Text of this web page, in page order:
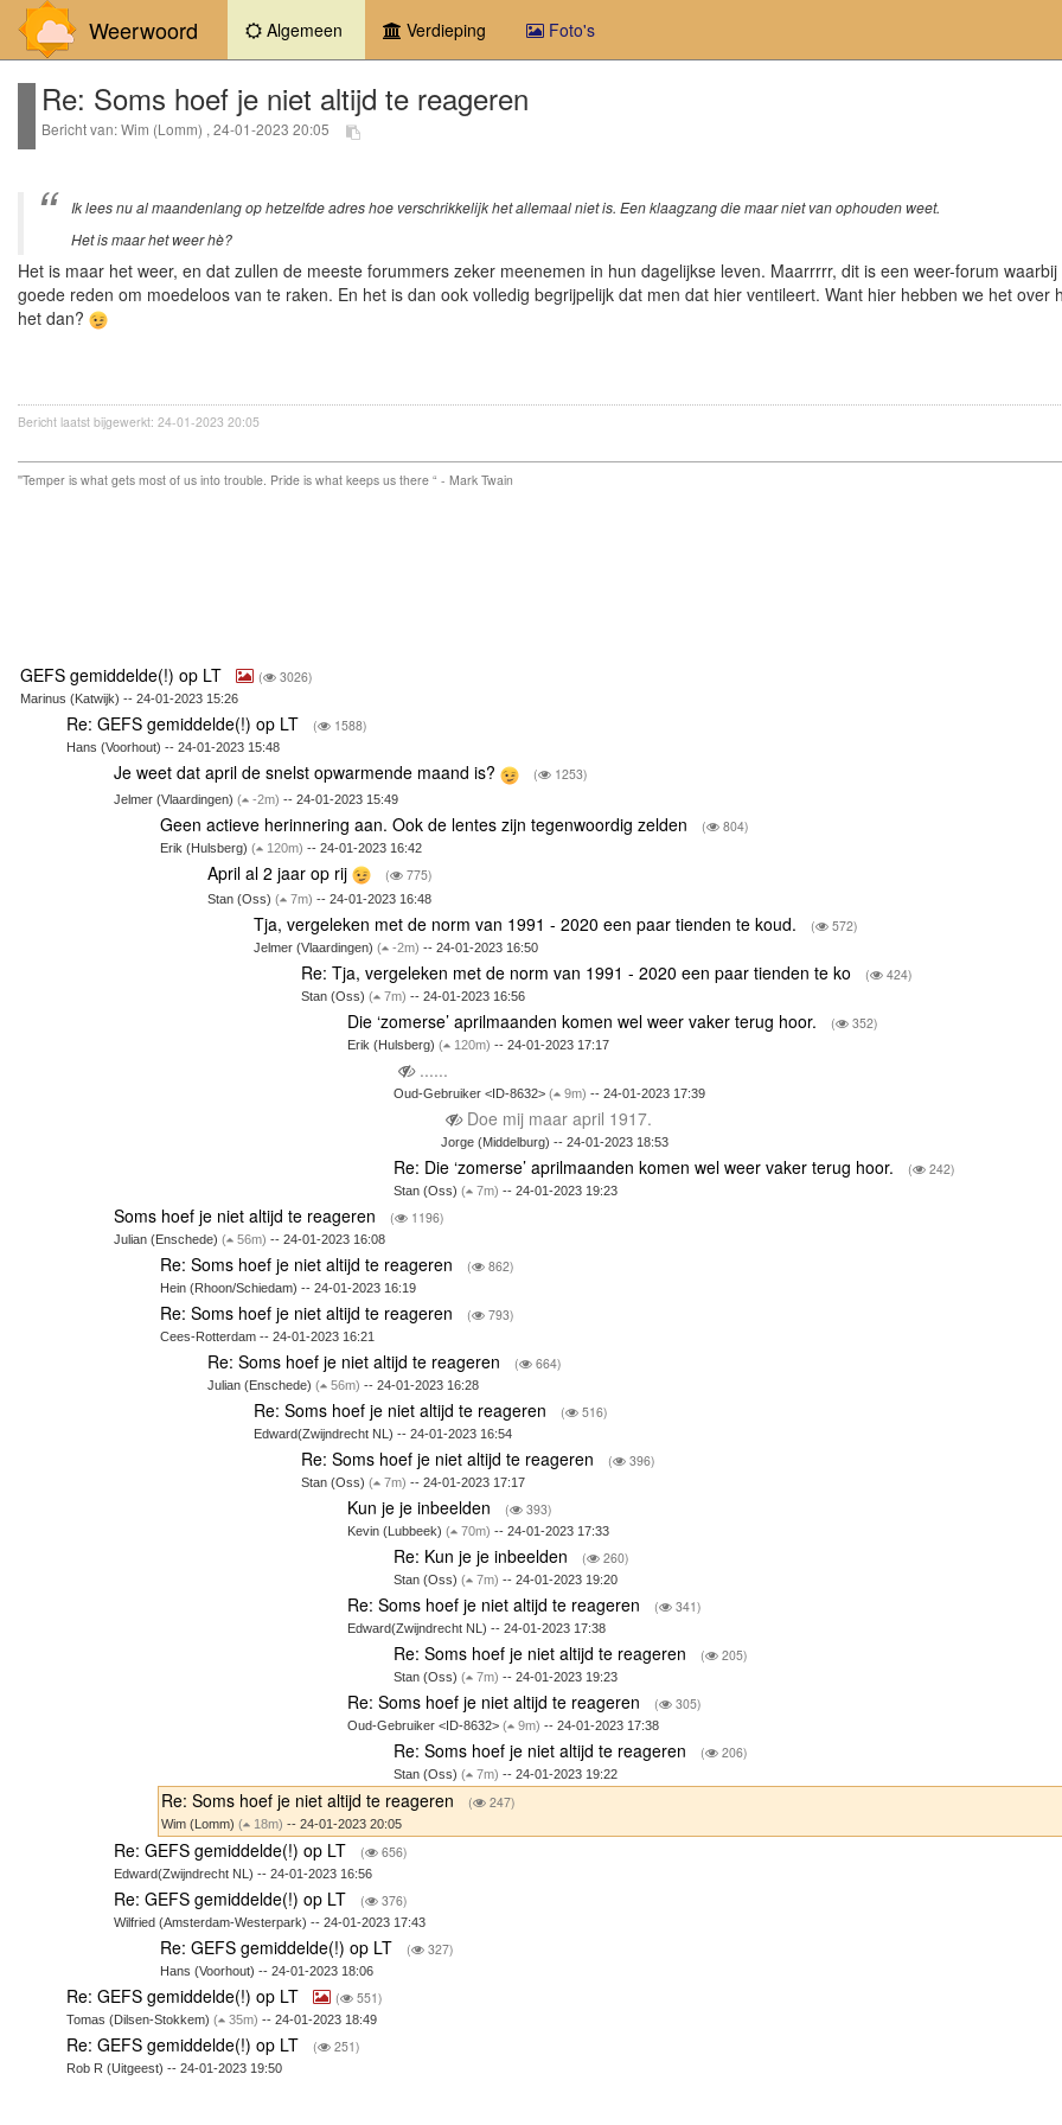
Weerwoord Algemeen (current)Verdieping Foto's
Re: Soms hoef je niet altijd te reageren
Bericht van: Wim (Lomm) , 24-01-2023 20:05
Ik lees nu al maandenlang op hetzelfde adres hoe verschrikkelijk het allemaal niet is. Een klaagzang die maar niet van ophouden weet.
Het is maar het weer hè?
Het is maar het weer, en dat zullen de meeste forummers zeker meenemen in hun dagelijkse leven. Maarrrrr, dit is een weer-forum
goede reden om moedeloos van te raken. En het is dan ook volledig begrijpelijk dat men dat hier ventileert. Want hier hebben we het over
het dan?
Bericht laatst bijgewerkt: 24-01-2023 20:05
''Temper is what gets most of us into trouble. Pride is what keeps us there “ - Mark Twain
GEFS gemiddelde(!) op LT ( 3026)
Marinus (Katwijk) -- 24-01-2023 15:26
Re: GEFS gemiddelde(!) op LT ( 1588)
Hans (Voorhout) -- 24-01-2023 15:48
Je weet dat april de snelst opwarmende maand is? ( 1253)
Jelmer (Vlaardingen) ( -2m) -- 24-01-2023 15:49
Geen actieve herinnering aan. Ook de lentes zijn tegenwoordig zelden ( 804)
Erik (Hulsberg)( 120m) -- 24-01-2023 16:42
April al 2 jaar op rij ( 775)
Stan (Oss) ( 7m) -- 24-01-2023 16:48
Tja, vergeleken met de norm van 1991 - 2020 een paar tienden te koud. ( 572)
Jelmer (Vlaardingen)( -2m) -- 24-01-2023 16:50
Re: Tja, vergeleken met de norm van 1991 - 2020 een paar tienden te ko ( 424)
Stan (Oss) ( 7m) -- 24-01-2023 16:56
Die ‘zomerse’ aprilmaanden komen wel weer vaker terug hoor. ( 352)
Erik (Hulsberg) ( 120m) -- 24-01-2023 17:17
......
Oud-Gebruiker <ID-8632>( 9m) -- 24-01-2023 17:39
Doe mij maar april 1917.
Jorge (Middelburg) -- 24-01-2023 18:53
Re: Die ‘zomerse’ aprilmaanden komen wel weer vaker terug hoor. ( 242)
Stan (Oss)( 7m) -- 24-01-2023 19:23
Soms hoef je niet altijd te reageren ( 1196)
Julian (Enschede) ( 56m) -- 24-01-2023 16:08
Re: Soms hoef je niet altijd te reageren ( 862)
Hein (Rhoon/Schiedam) -- 24-01-2023 16:19
Re: Soms hoef je niet altijd te reageren ( 793)
Cees-Rotterdam -- 24-01-2023 16:21
Re: Soms hoef je niet altijd te reageren ( 664)
Julian (Enschede) ( 56m) -- 24-01-2023 16:28
Re: Soms hoef je niet altijd te reageren ( 516)
Edward(Zwijndrecht NL) -- 24-01-2023 16:54
Re: Soms hoef je niet altijd te reageren ( 396)
Stan (Oss) ( 7m) -- 24-01-2023 17:17
Kun je je inbeelden ( 393)
Kevin (Lubbeek) ( 70m) -- 24-01-2023 17:33
Re: Kun je je inbeelden ( 260)
Stan (Oss)( 7m) -- 24-01-2023 19:20
Re: Soms hoef je niet altijd te reageren ( 341)
Edward(Zwijndrecht NL) -- 24-01-2023 17:38
Re: Soms hoef je niet altijd te reageren ( 205)
Stan (Oss)( 7m) -- 24-01-2023 19:23
Re: Soms hoef je niet altijd te reageren ( 305)
Oud-Gebruiker <ID-8632> ( 9m) -- 24-01-2023 17:38
Re: Soms hoef je niet altijd te reageren ( 206)
Stan (Oss)( 7m) -- 24-01-2023 19:22
Re: Soms hoef je niet altijd te reageren ( 247)
Wim (Lomm)( 18m) -- 24-01-2023 20:05
Re: GEFS gemiddelde(!) op LT ( 656)
Edward(Zwijndrecht NL) -- 24-01-2023 16:56
Re: GEFS gemiddelde(!) op LT ( 376)
Wilfried (Amsterdam-Westerpark) -- 24-01-2023 17:43
Re: GEFS gemiddelde(!) op LT ( 327)
Hans (Voorhout) -- 24-01-2023 18:06
Re: GEFS gemiddelde(!) op LT ( 551)
Tomas (Dilsen-Stokkem)( 35m) -- 24-01-2023 18:49
Re: GEFS gemiddelde(!) op LT ( 251)
Rob R (Uitgeest) -- 24-01-2023 19:50